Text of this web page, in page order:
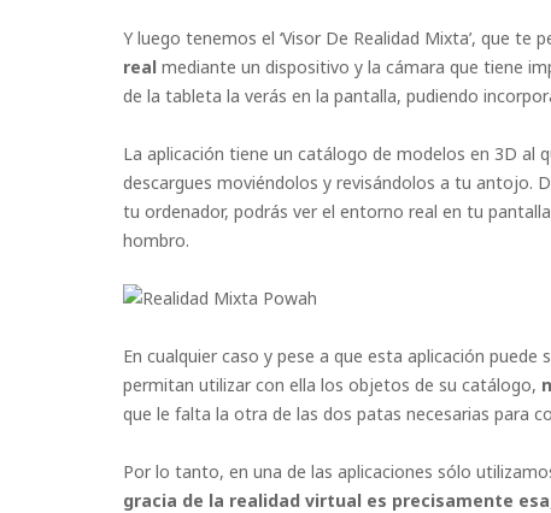
Y luego tenemos el ‘Visor De Realidad Mixta’, que te
real mediante un dispositivo y la cámara que tiene
de la tableta la verás en la pantalla, pudiendo
La aplicación tiene un catálogo de modelos en 3D al
descargues moviéndolos y revisándolos a tu antojo.
tu ordenador, podrás ver el entorno real en tu
hombro.
En cualquier caso y pese a que esta aplicación
permitan utilizar con ella los objetos de su catálogo,
que le falta la otra de las dos patas necesarias para
Por lo tanto, en una de las aplicaciones sólo
gracia de la realidad virtual es precisamente esa